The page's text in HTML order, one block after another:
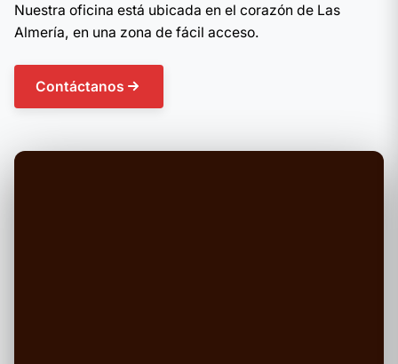
Nuestra oficina está ubicada en el corazón de Las
Almería, en una zona de fácil acceso.
Contáctanos